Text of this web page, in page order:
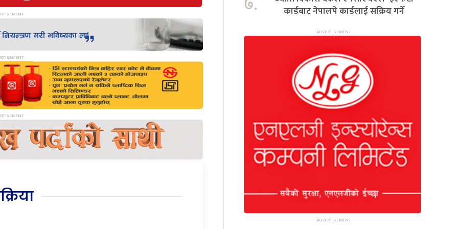
कार्डबाट नेपालपे कार्डलाई सक्रिय गर्ने